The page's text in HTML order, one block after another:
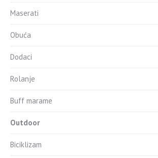
Maserati
Obuća
Dodaci
Rolanje
Buff marame
Outdoor
Biciklizam